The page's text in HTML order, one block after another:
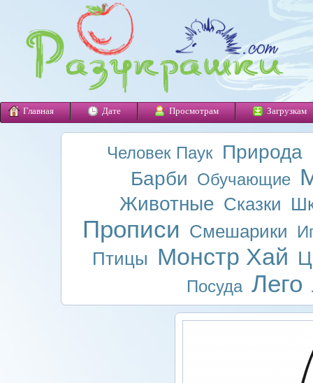
Главная Дате Просмотрам Загрузкам
Человек Паук Природа
Барби Обучающие
Животные Сказки
Прописи Смешарики
Птицы Монстр Хай
Посуда Лего